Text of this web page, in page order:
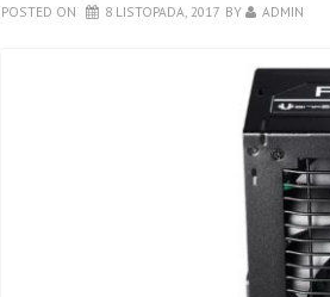
POSTED ON 8 LISTOPADA, 2017 BY ADMIN